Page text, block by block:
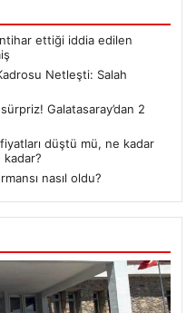
ettiği iddia edilen
Netleşti: Salah
Galatasaray’dan 2
düştü mü, ne kadar
nasıl oldu?